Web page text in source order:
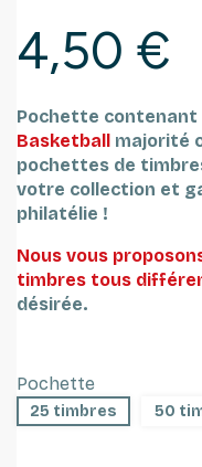
4,50 €
Pochette contenant
Basketball
majorité
pochettes de
votre collection et
philatélie !
Nous vous
timbres tous
désirée.
Pochette
25 timbres 50